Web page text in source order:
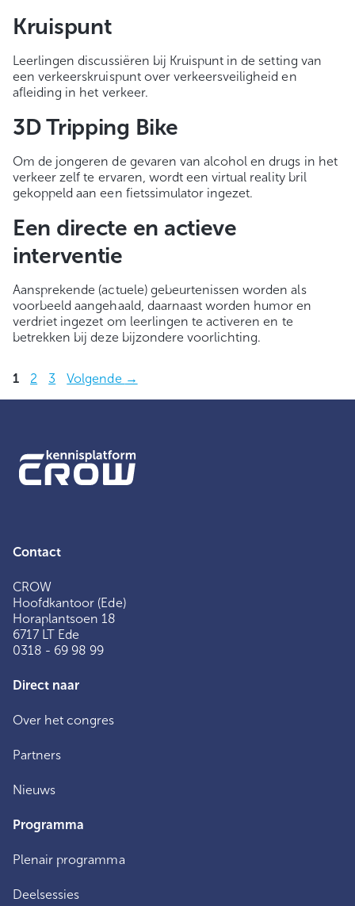
Kruispunt
Leerlingen discussiëren bij Kruispunt in de setting van
een verkeerskruispunt over verkeersveiligheid en
afleiding in het verkeer.
3D Tripping Bike
Om de jongeren de gevaren van alcohol en drugs in het
verkeer zelf te ervaren, wordt een virtual reality bril
gekoppeld aan een fietssimulator ingezet.
Een directe en actieve
interventie
Aansprekende (actuele) gebeurtenissen worden als
voorbeeld aangehaald, daarnaast worden humor en
verdriet ingezet om leerlingen te activeren en te
betrekken bij deze bijzondere voorlichting.
Pagina
1 Pagina
2 Pagina
3 Volgende →
Contact
CROW
Hoofdkantoor (Ede)
Horaplantsoen 18
6717 LT Ede
0318 - 69 98 99
Direct naar
Over het congres
Partners
Nieuws
Programma
Plenair programma
Deelsessies